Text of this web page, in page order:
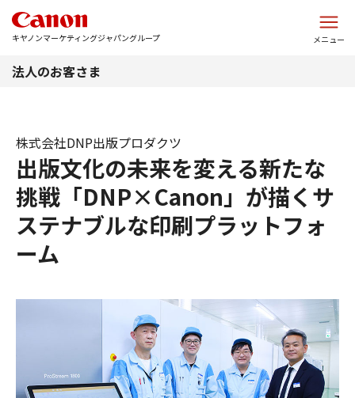
キヤノンマーケティングジャパングループ メニュー
法人のお客さま
出版文化の未来を変える新たな
挑戦「DNP×Canon」が描くサ
ステナブルな印刷プラットフォ
ーム
株式会社DNP出版プロダクツ